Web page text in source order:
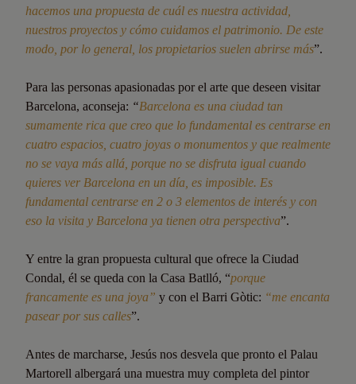
hacemos una propuesta de cuál es nuestra actividad,
nuestros proyectos y cómo cuidamos el patrimonio. De este
modo, por lo general, los propietarios suelen abrirse más”.
Para las personas apasionadas por el arte que deseen visitar
Barcelona, aconseja: “Barcelona es una ciudad tan
sumamente rica que creo que lo fundamental es centrarse en
cuatro espacios, cuatro joyas o monumentos y que realmente
no se vaya más allá, porque no se disfruta igual cuando
quieres ver Barcelona en un día, es imposible. Es
fundamental centrarse en 2 o 3 elementos de interés y con
eso la visita y Barcelona ya tienen otra perspectiva”.
Y entre la gran propuesta cultural que ofrece la Ciudad
Condal, él se queda con la Casa Batlló, “porque
francamente es una joya” y con el Barri Gòtic: “me encanta
pasear por sus calles”.
Antes de marcharse, Jesús nos desvela que pronto el Palau
Martorell albergará una muestra muy completa del pintor